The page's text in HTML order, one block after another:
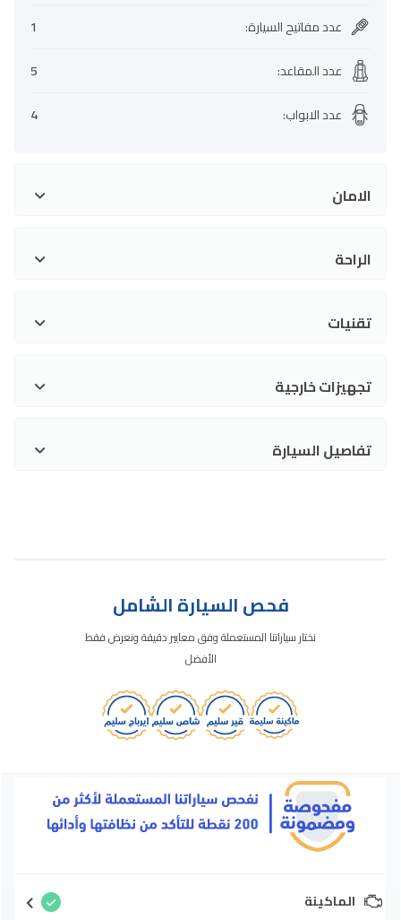
عدد مفاتيح السيارة:
1
عدد المقاعد:
5
عدد الابواب:
4
الامان
الراحة
تقنيات
تجهيزات خارجية
تفاصيل السيارة
فحص السيارة الشامل
نختار سياراتنا المستعملة وفق معايير دقيقة ونعرض فقط
الأفضل
الماكينة